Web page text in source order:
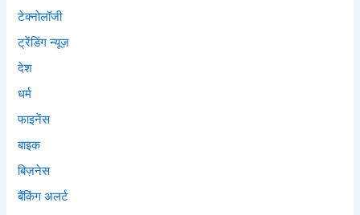
टेक्नोलॉजी
ट्रेंडिंग न्यूज़
देश
धर्म
फाइनेंस
बाइक
बिज़नेस
बैंकिंग अलर्ट